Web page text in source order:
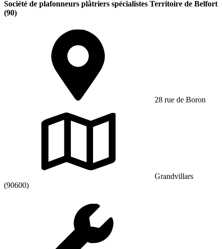
Société de plafonneurs plâtriers spécialistes Territoire de Belfort
(90)
28 rue de Boron
Grandvillars
(90600)